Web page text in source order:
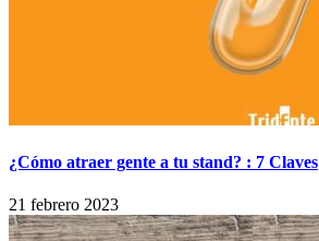
¿Cómo atraer gente a tu stand? : 7 Claves
21 febrero 2023